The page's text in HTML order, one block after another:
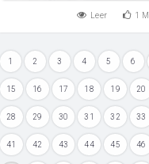
Leer 1
1 2 3 4 5 6
15 16 17 18 19 20
28 29 30 31 32 33
41 42 43 44 45 46